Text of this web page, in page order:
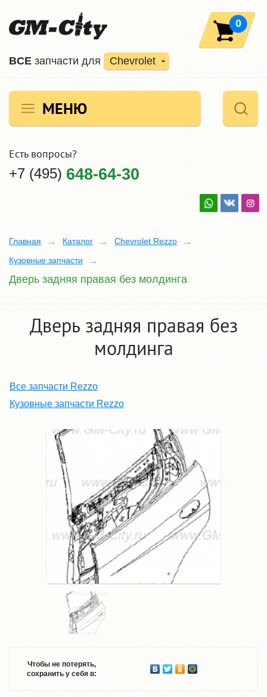
ВCE запчасти для Chevrolet
0
МЕНЮ
Есть вопросы?
+7 (495) 648-64-30
Главная Каталог
Chevrolet Rezzo
Кузовные запчасти
Дверь задняя правая без молдинга
Дверь задняя правая без
молдинга
Все запчасти Rezzo
Кузовные запчасти Rezzo
Чтобы не потерять,
сохранить у себя в: